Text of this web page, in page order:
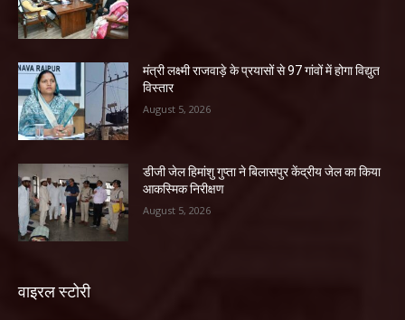
मंत्री लक्ष्मी राजवाड़े के प्रयासों से 97 गांवों में होगा विद्युत
विस्तार
August 5, 2026
डीजी जेल हिमांशु गुप्ता ने बिलासपुर केंद्रीय जेल का किया
आकस्मिक निरीक्षण
August 5, 2026
वाइरल स्टोरी